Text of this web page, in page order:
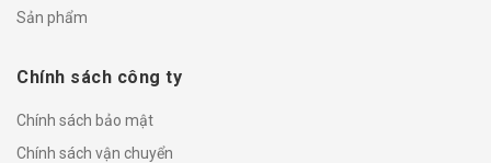
Sản phẩm
Chính sách công ty
Chính sách bảo mật
Chính sách vận chuyển